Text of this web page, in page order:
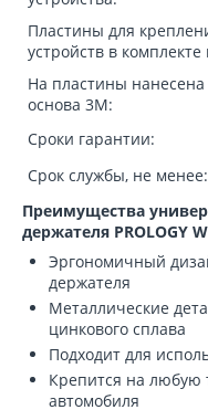
Пластины для
устройств в комплекте
На пластины нанесена
основа 3М:
Сроки гарантии:
Срок службы, не менее:
Преимущества
держателя PROLOGY
Эргономичный
держателя
Металлические
цинкового сплава
Подходит для
Крепится на любую
автомобиля